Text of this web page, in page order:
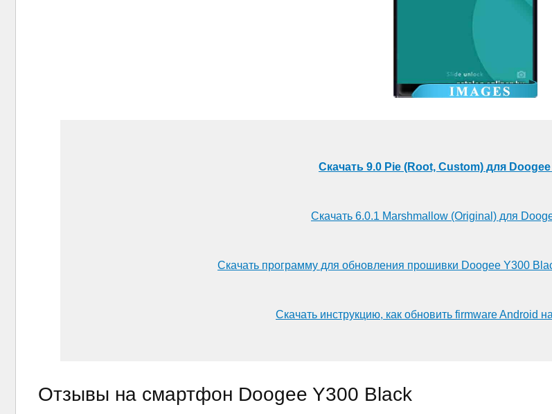
Скачать 9.0 Pie (Root, Custom) для
Скачать 6.0.1 Marshmallow (Original) для
Скачать программу для обновления прошивки Doogee Y300
Скачать инструкцию, как обновить firmware Android
Отзывы на смартфон Doogee Y300 Black